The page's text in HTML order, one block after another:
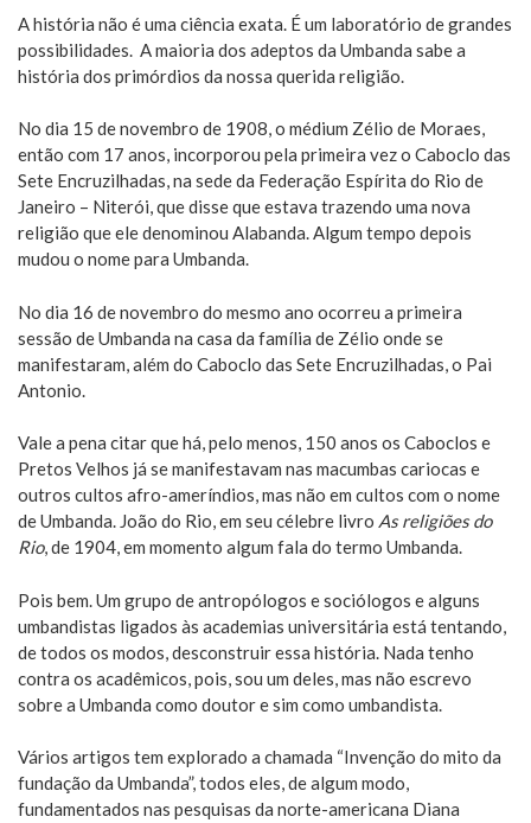
A história não é uma ciência exata. É um laboratório de grandes
possibilidades. A maioria dos adeptos da Umbanda sabe a
história dos primórdios da nossa querida religião.
No dia 15 de novembro de 1908, o médium Zélio de Moraes,
então com 17 anos, incorporou pela primeira vez o Caboclo das
Sete Encruzilhadas, na sede da Federação Espírita do Rio de
Janeiro – Niterói, que disse que estava trazendo uma nova
religião que ele denominou Alabanda. Algum tempo depois
mudou o nome para Umbanda.
No dia 16 de novembro do mesmo ano ocorreu a primeira
sessão de Umbanda na casa da família de Zélio onde se
manifestaram, além do Caboclo das Sete Encruzilhadas, o Pai
Antonio.
Vale a pena citar que há, pelo menos, 150 anos os Caboclos e
Pretos Velhos já se manifestavam nas macumbas cariocas e
outros cultos afro-ameríndios, mas não em cultos com o nome
de Umbanda. João do Rio, em seu célebre livro As religiões do
Rio, de 1904, em momento algum fala do termo Umbanda.
Pois bem. Um grupo de antropólogos e sociólogos e alguns
umbandistas ligados às academias universitária está tentando,
de todos os modos, desconstruir essa história. Nada tenho
contra os acadêmicos, pois, sou um deles, mas não escrevo
sobre a Umbanda como doutor e sim como umbandista.
Vários artigos tem explorado a chamada “Invenção do mito da
fundação da Umbanda”, todos eles, de algum modo,
fundamentados nas pesquisas da norte-americana Diana